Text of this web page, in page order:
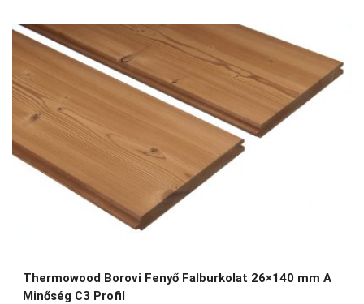
Thermowood Borovi Fenyő Falburkolat 26×140 mm A
Minőség C3 Profil